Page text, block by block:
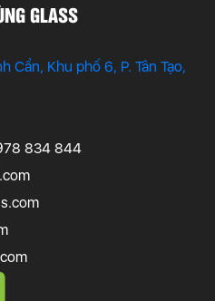
GLASS
Cẩn, Khu phố 6, P. Tân Tạo,
834 844